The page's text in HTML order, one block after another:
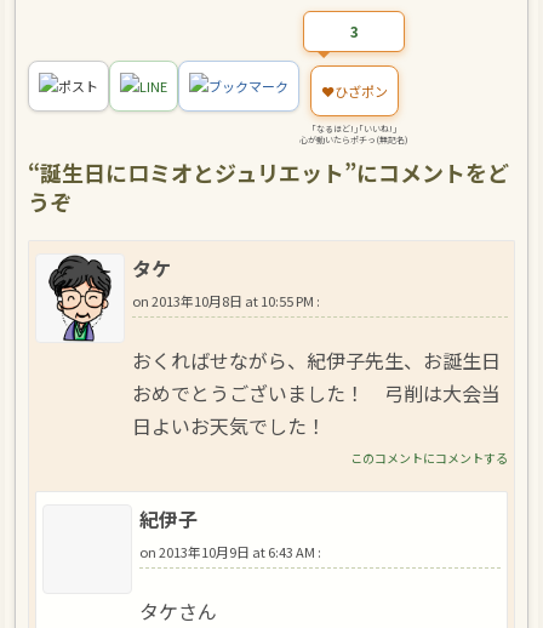
ポスト LINE ブックマーク
3
❤️ひざポン
｢なるほど!｣｢いいね!｣
心が動いたらポチっ(無記名)
“誕生日にロミオとジュリエット”にコメントをど
うぞ
タケ
on2013年10月8日 at 10:55 PM :
おくればせながら、紀伊子先生、お誕生日
おめでとうございました！ 弓削は大会当
日よいお天気でした！
このコメントにコメントする
紀伊子
on2013年10月9日 at 6:43 AM :
タケさん